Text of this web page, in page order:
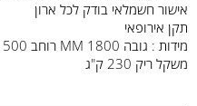
אישור חשמלאי בודק לכל ארון
תקן אירופאי
מידות : גובה 1800 MM רוחב 1500 MM עומק 860 MM
משקל ריק 230 ק"ג